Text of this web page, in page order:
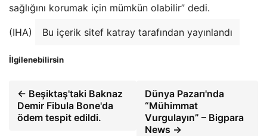
sağlığını korumak için mümkün olabilir” dedi.
(IHA) Bu içerik sitef katray tarafından yayınlandı
İlgilenebilirsin
← Beşiktaş'taki Baknaz
Demir Fibula Bone'da
ödem tespit edildi.
Dünya Pazarı'nda
“Mühimmat
Vurgulayın” – Bigpara
News →